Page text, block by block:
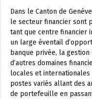
Dans le Canton de
le secteur financier sont
tant que centre financier
un large éventail
banque privée, la
d’autres domaines
locales et
postes variés allant des
de portefeuille en